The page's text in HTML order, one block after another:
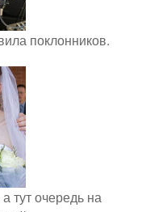
поклонников.
тут очередь на